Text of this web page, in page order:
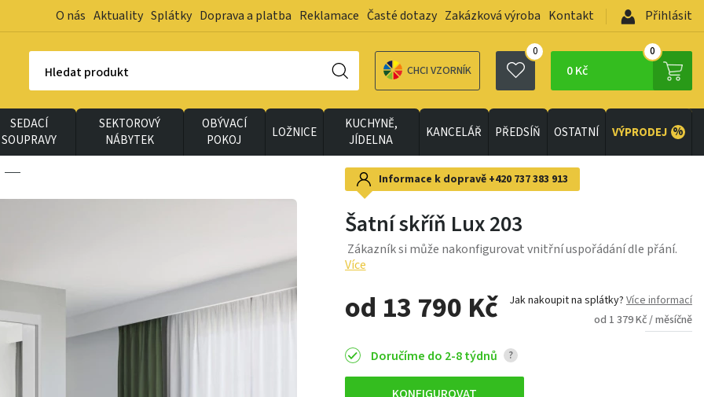
O nás Aktuality Splátky Doprava a platba Reklamace Časté dotazy Zakázková výroba Kontakt Přihlásit
Hledat produkt CHCI VZORNÍK
0
0 Kč
0
SEDACÍ
SOUPRAVY
SEKTOROVÝ
NÁBYTEK
OBÝVACÍ
POKOJ
LOŽNICE
KUCHYNĚ,
JÍDELNA
KANCELÁŘ PŘEDSÍŇ OSTATNÍ VÝPRODEJ %
Informace k dopravě +420 737 383 913
Šatní skříň Lux 203
Zákazník si může nakonfigurovat vnitřní uspořádání dle přání.
Více
od 13 790 Kč Jak nakoupit na splátky? Více informací
od 1 379 Kč / měsíčně
Doručíme do 2-8 týdnů ?